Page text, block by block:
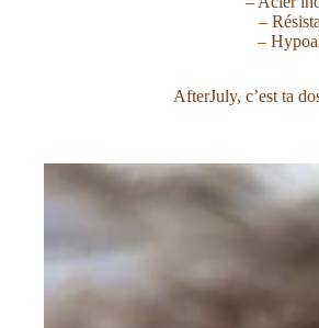
–
–
AfterJuly, c’est ta